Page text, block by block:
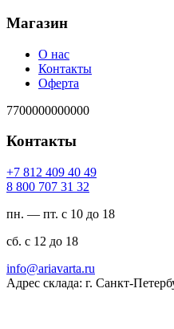
Магазин
О нас
Контакты
Оферта
7700000000000
Контакты
94 04 904 218 7+
23 13 707 008 8
пн. — пт. с 10 до 18
сб. с 12 до 18
ur.atravaira@ofni
Адрес склада: г. Санкт-